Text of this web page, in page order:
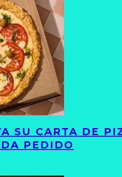
SU CARTA DE
PEDIDO